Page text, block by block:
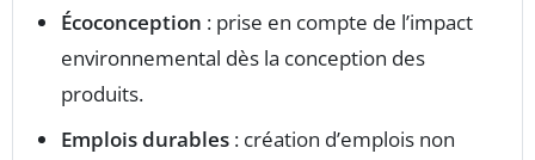
Écoconception : prise en compte de l’impact
environnemental dès la conception des
produits.
Emplois durables : création d’emplois non